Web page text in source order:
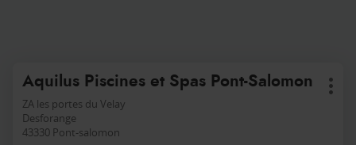
sur
touche
ENTRÉE
Point
de
vente
:
Aquilus Piscines et Spas Pont-Salomon
ZA les portes du Velay
Desforange
43330 Pont-salomon
Plus